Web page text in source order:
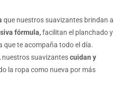
que nuestros suavizantes brindan a
fórmula,facilitan el planchado y
te acompaña todo el día.
nuestros suavizantescuidan y
la ropa como nueva por más